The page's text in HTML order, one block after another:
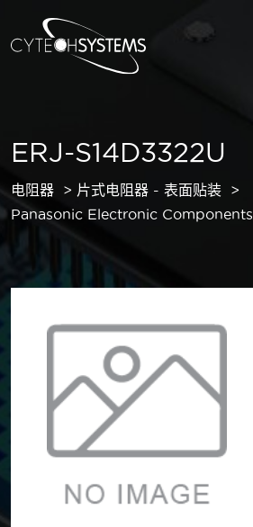
ERJ-S14D3322U
电阻器
片式电阻器 - 表面贴装
Panasonic Electronic Components